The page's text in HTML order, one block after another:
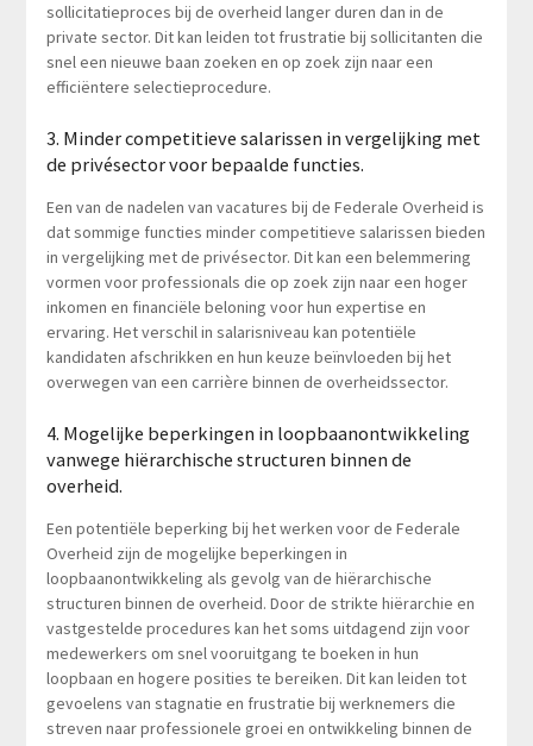
sollicitatieproces bij de overheid langer duren dan in de
private sector. Dit kan leiden tot frustratie bij sollicitanten die
snel een nieuwe baan zoeken en op zoek zijn naar een
efficiëntere selectieprocedure.
3. Minder competitieve salarissen in vergelijking met
de privésector voor bepaalde functies.
Een van de nadelen van vacatures bij de Federale Overheid is
dat sommige functies minder competitieve salarissen bieden
in vergelijking met de privésector. Dit kan een belemmering
vormen voor professionals die op zoek zijn naar een hoger
inkomen en financiële beloning voor hun expertise en
ervaring. Het verschil in salarisniveau kan potentiële
kandidaten afschrikken en hun keuze beïnvloeden bij het
overwegen van een carrière binnen de overheidssector.
4. Mogelijke beperkingen in loopbaanontwikkeling
vanwege hiërarchische structuren binnen de
overheid.
Een potentiële beperking bij het werken voor de Federale
Overheid zijn de mogelijke beperkingen in
loopbaanontwikkeling als gevolg van de hiërarchische
structuren binnen de overheid. Door de strikte hiërarchie en
vastgestelde procedures kan het soms uitdagend zijn voor
medewerkers om snel vooruitgang te boeken in hun
loopbaan en hogere posities te bereiken. Dit kan leiden tot
gevoelens van stagnatie en frustratie bij werknemers die
streven naar professionele groei en ontwikkeling binnen de